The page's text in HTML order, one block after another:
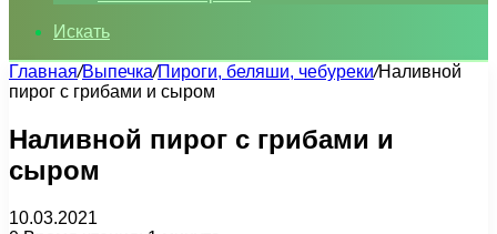
Искать
Главная/Выпечка/Пироги, беляши, чебуреки/Наливной
пирог с грибами и сыром
Наливной пирог с грибами и
сыром
10.03.2021